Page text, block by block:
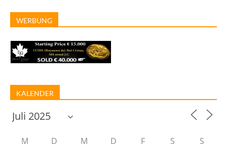
WERBUNG
KALENDER
M D M D F S S